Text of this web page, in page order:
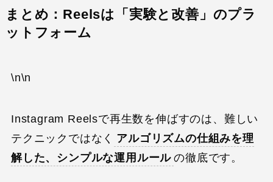
まとめ：Reelsは「実験と改善」のプラ
ットフォーム
\n\n
Instagram Reelsで再生数を伸ばすのは、難しい
テクニックではなく アルゴリズムの仕組みを理
解した、シンプルな運用ルール の徹底です。